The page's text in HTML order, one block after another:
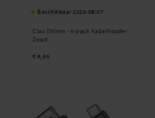
Beschikbaar 2026-08-07
Clas Ohlson - 6-pack Kabelhouder
Zwart
€ 4,95